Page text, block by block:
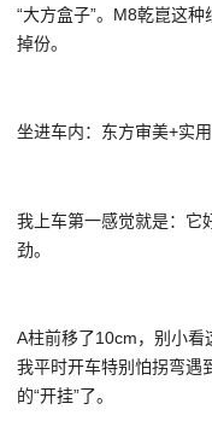
“大方盒子”。M8乾崑这
掉份。
坐进车内：东方审美+实
我上车第一感觉就是：它
劲。
A柱前移了10cm，别小看
我平时开车特别怕拐弯遇
的“开挂”了。